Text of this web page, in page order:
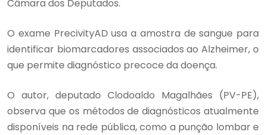
Câmara dos Deputados.
O exame PrecivityAD usa a amostra de sangue para
identificar biomarcadores associados ao Alzheimer, o
que permite diagnóstico precoce da doença.
O autor, deputado Clodoaldo Magalhães (PV-PE),
observa que os métodos de diagnósticos atualmente
disponíveis na rede pública, como a punção lombar e